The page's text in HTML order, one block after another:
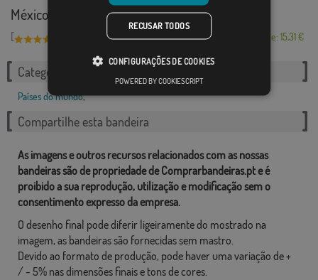
México
[ Desde: 15,31 €
Categorias relacionadas:
Países do mundo,
Compartilhe esta bandeira
As imagens e outros recursos relacionados com as nossas
bandeiras são de propriedade de Comprarbandeiras.pt e é
proibido a sua reprodução, utilização e modificação sem o
consentimento expresso da empresa.
O desenho final pode diferir ligeiramente do mostrado na
imagem, as bandeiras são fornecidas sem mastro.
Devido ao formato de produção, pode haver uma variação de +
/ - 5% nas dimensões finais e tons de cores.
RECUSAR TODOS
CONFIGURAÇÕES DE COOKIES
POWERED BY COOKIESCRIPT